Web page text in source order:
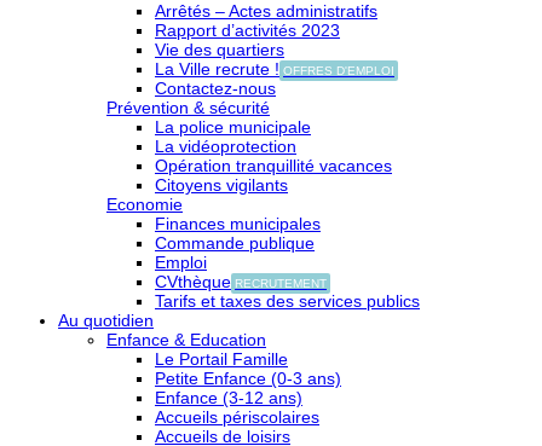
Arrêtés – Actes administratifs
Rapport d’activités 2023
Vie des quartiers
La Ville recrute ! OFFRES D'EMPLOI
Contactez-nous
Prévention & sécurité
La police municipale
La vidéoprotection
Opération tranquillité vacances
Citoyens vigilants
Economie
Finances municipales
Commande publique
Emploi
CVthèque RECRUTEMENT
Tarifs et taxes des services publics
Au quotidien
Enfance & Education
Le Portail Famille
Petite Enfance (0-3 ans)
Enfance (3-12 ans)
Accueils périscolaires
Accueils de loisirs